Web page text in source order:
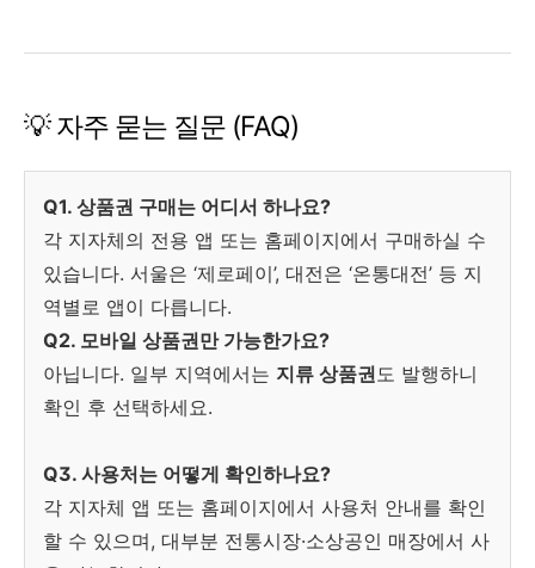
💡 자주 묻는 질문 (FAQ)
Q1. 상품권 구매는 어디서 하나요?
각 지자체의 전용 앱 또는 홈페이지에서 구매하실 수
있습니다. 서울은 ‘제로페이’, 대전은 ‘온통대전’ 등 지
역별로 앱이 다릅니다.
Q2. 모바일 상품권만 가능한가요?
아닙니다. 일부 지역에서는 지류 상품권도 발행하니
확인 후 선택하세요.
Q3. 사용처는 어떻게 확인하나요?
각 지자체 앱 또는 홈페이지에서 사용처 안내를 확인
할 수 있으며, 대부분 전통시장·소상공인 매장에서 사